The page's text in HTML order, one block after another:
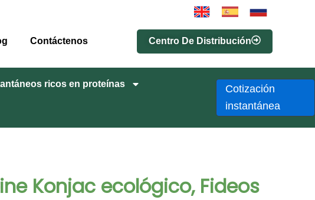
Contáctenos Centro De Distribución
ricos en proteínas
Cotización
instantánea
Konjac ecológico, Fideos